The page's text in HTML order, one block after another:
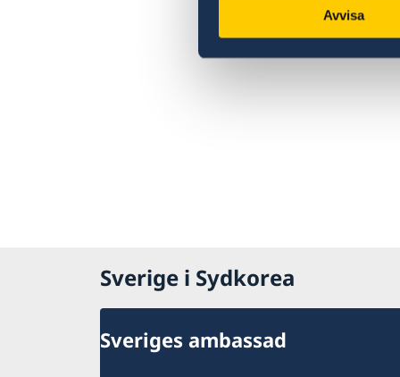
Avvisa
Allmänna säkerhetsläget
Sverige i Sydkorea
Sveriges ambassad